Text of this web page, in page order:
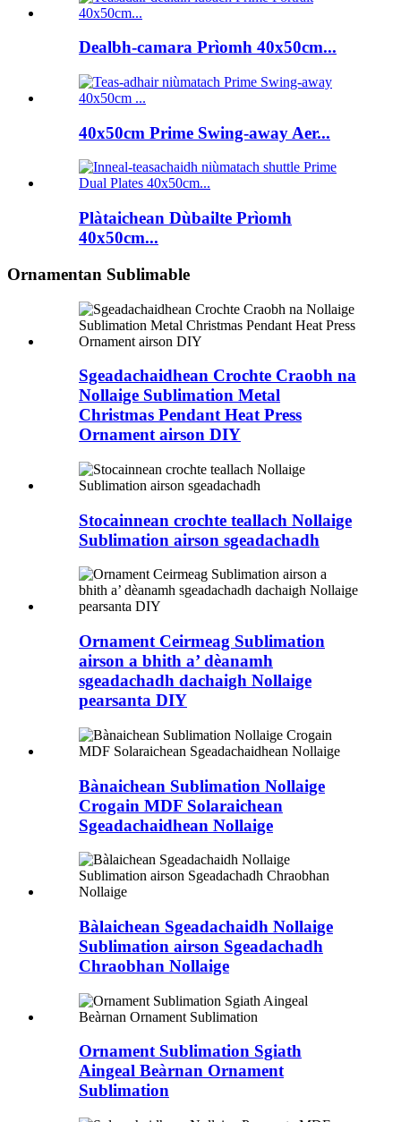
Dealbh-camara Prìomh 40x50cm...
40x50cm Prime Swing-away Aer...
Plàtaichean Dùbailte Prìomh
40x50cm...
Ornamentan Sublimable
Sgeadachaidhean Crochte Craobh na
Nollaige Sublimation Metal
Christmas Pendant Heat Press
Ornament airson DIY
Stocainnean crochte teallach Nollaige
Sublimation airson sgeadachadh
Ornament Ceirmeag Sublimation
airson a bhith a’ dèanamh
sgeadachadh dachaigh Nollaige
pearsanta DIY
Bànaichean Sublimation Nollaige
Crogain MDF Solaraichean
Sgeadachaidhean Nollaige
Bàlaichean Sgeadachaidh Nollaige
Sublimation airson Sgeadachadh
Chraobhan Nollaige
Ornament Sublimation Sgiath
Aingeal Beàrnan Ornament
Sublimation